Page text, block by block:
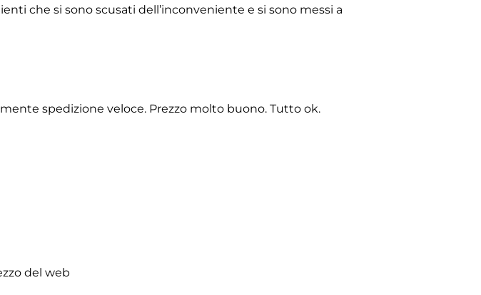
che si sono scusati dell’inconveniente e si sono messi a
spedizione veloce. Prezzo molto buono. Tutto ok.
del web